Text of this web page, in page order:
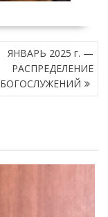
ЯНВАРЬ 2025 г. —
РАСПРЕДЕЛЕНИЕ
БОГОСЛУЖЕНИЙ